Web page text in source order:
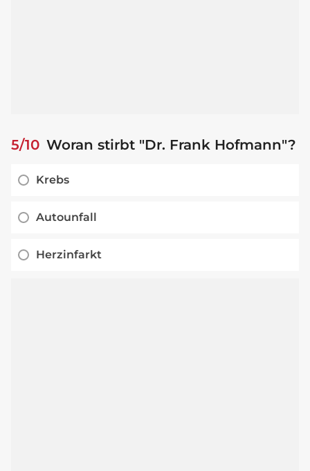
5/10 Woran stirbt "Dr. Frank Hofmann"?
Krebs
Autounfall
Herzinfarkt